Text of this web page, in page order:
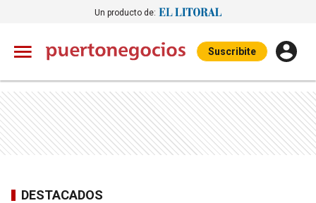
Un producto de:
Suscribite
DESTACADOS